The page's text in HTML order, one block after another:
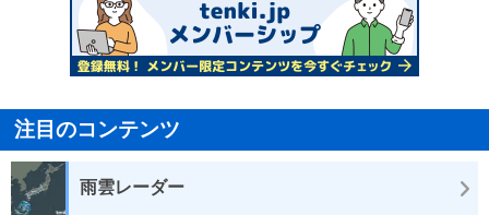
注目のコンテンツ
雨雲レーダー